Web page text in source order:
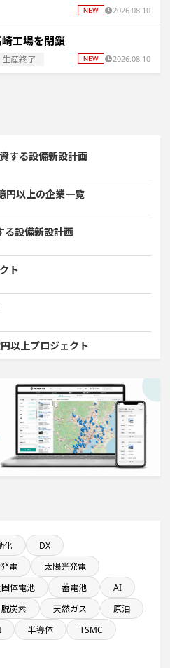
2026.08.10
工場を閉鎖
産終了 2026.08.10
する設備新設計画
円以上の企業一覧
る設備新設計画
ト
以上プロジェクト
会社で10億円以上投資する設備
ア投資する設備新設計画
ロジェクト
ロジェクト
業一覧
社で10億円以上投資する設備新
ロジェクト
プロジェクト
化
DX
電
太陽光発電
体電池 蓄電池
AI
脱炭素 天然ガス
原油
半導体
TSMC